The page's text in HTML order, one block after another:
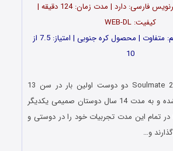
| زیرنویس فارسی: دارد | مدت زمان: 124 دقیقه |
کیفیت: WEB-DL
فرمت: MKV | حجم: متفاوت | محصول کره جنوبی | امتیاز: 7.5 از
10
Soulmate 2023 دو دوست اولین بار در سن 13
سالگی با هم آشنا شده و به مدت 14 سال دوستان صمیمی یکدیگر
در تمام این مدت تجربیات خود را در دوستی و
و…